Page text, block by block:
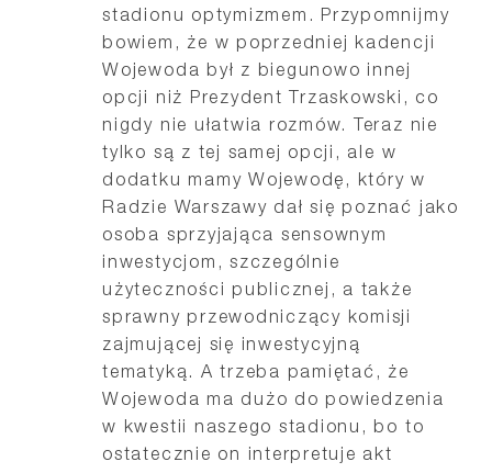
stadionu optymizmem. Przypomnijmy
bowiem, że w poprzedniej kadencji
Wojewoda był z biegunowo innej
opcji niż Prezydent Trzaskowski, co
nigdy nie ułatwia rozmów. Teraz nie
tylko są z tej samej opcji, ale w
dodatku mamy Wojewodę, który w
Radzie Warszawy dał się poznać jako
osoba sprzyjająca sensownym
inwestycjom, szczególnie
użyteczności publicznej, a także
sprawny przewodniczący komisji
zajmującej się inwestycyjną
tematyką. A trzeba pamiętać, że
Wojewoda ma dużo do powiedzenia
w kwestii naszego stadionu, bo to
ostatecznie on interpretuje akt